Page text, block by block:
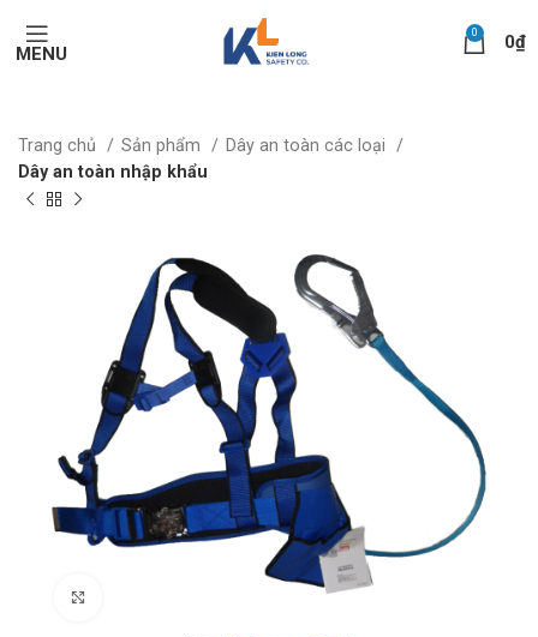
MENU
0 0₫
Trang chủ Sản phẩm
Dây an toàn các loại
Dây an toàn nhập khẩu